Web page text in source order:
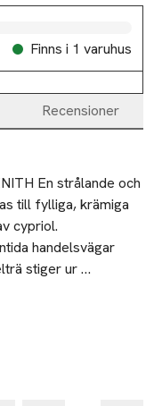
Finns i 1 varuhus
Recensioner
En strålande och
till fylliga, krämiga
cypriol.
handelsvägar
stiger ur
av ylang-
och krämiga
tonerna av cypriol
huden efter att du
doften, vilket får den